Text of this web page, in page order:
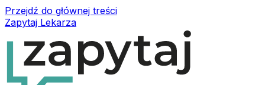
Przejdź do głównej treści
Zapytaj Lekarza